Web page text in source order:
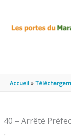
Accueil
40 – Arrêté